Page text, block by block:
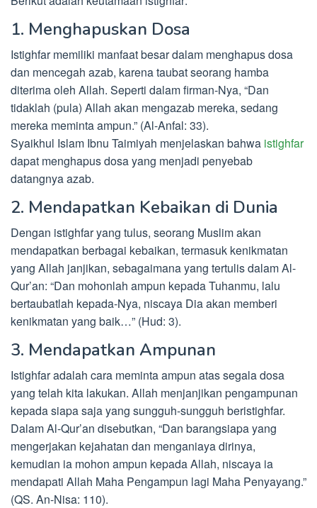
1. Menghapuskan Dosa
Istighfar memiliki manfaat besar dalam menghapus dosa
dan mencegah azab, karena taubat seorang hamba
diterima oleh Allah. Seperti dalam firman-Nya, “Dan
tidaklah (pula) Allah akan mengazab mereka, sedang
mereka meminta ampun.” (Al-Anfal: 33).
Syaikhul Islam Ibnu Taimiyah menjelaskan bahwa istighfar
dapat menghapus dosa yang menjadi penyebab
datangnya azab.
2. Mendapatkan Kebaikan di Dunia
Dengan istighfar yang tulus, seorang Muslim akan
mendapatkan berbagai kebaikan, termasuk kenikmatan
yang Allah janjikan, sebagaimana yang tertulis dalam Al-
Qur’an: “Dan mohonlah ampun kepada Tuhanmu, lalu
bertaubatlah kepada-Nya, niscaya Dia akan memberi
kenikmatan yang baik…” (Hud: 3).
3. Mendapatkan Ampunan
Istighfar adalah cara meminta ampun atas segala dosa
yang telah kita lakukan. Allah menjanjikan pengampunan
kepada siapa saja yang sungguh-sungguh beristighfar.
Dalam Al-Qur’an disebutkan, “Dan barangsiapa yang
mengerjakan kejahatan dan menganiaya dirinya,
kemudian ia mohon ampun kepada Allah, niscaya ia
mendapati Allah Maha Pengampun lagi Maha Penyayang.”
(QS. An-Nisa: 110).